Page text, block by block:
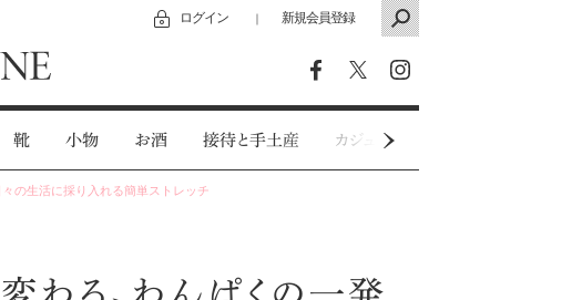
ログイン ｜ 新規会員登録
靴 小物 お酒 接待と手土産 カジュアルウェア
の生活に採り入れる簡単ストレッチ